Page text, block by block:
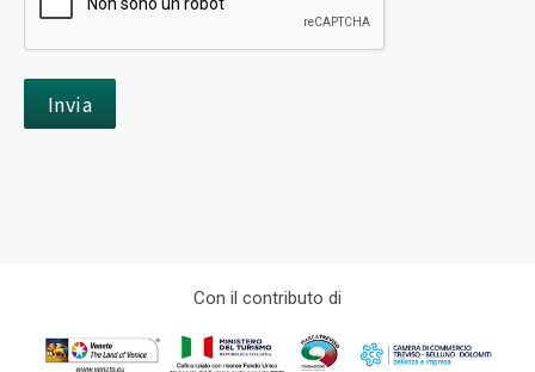
Con il contributo di